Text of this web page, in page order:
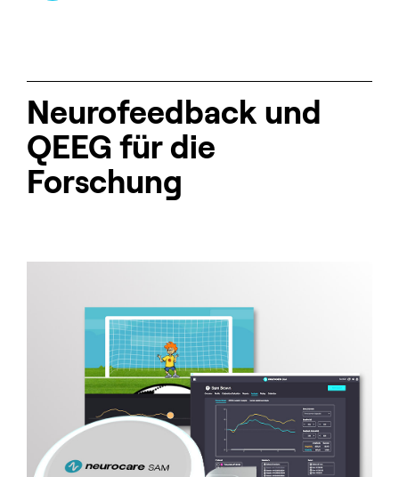
Neurofeedback und
QEEG für die
Forschung